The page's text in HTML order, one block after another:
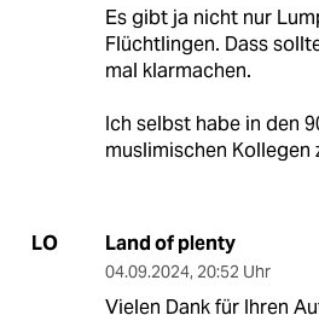
Es gibt ja nicht nur
Flüchtlingen. Dass
mal klarmachen.
Ich selbst habe in den
muslimischen
LO Land of plenty
04.09.2024, 20:52 Uhr
Vielen Dank für Ihren